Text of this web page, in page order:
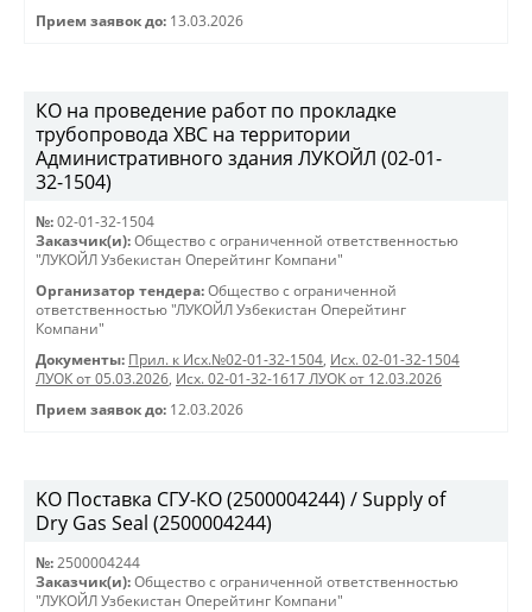
Прием заявок до: 13.03.2026
КО на проведение работ по прокладке
трубопровода ХВС на территории
Административного здания ЛУКОЙЛ (02-01-
32-1504)
№: 02-01-32-1504
Заказчик(и): Общество с ограниченной ответственностью
"ЛУКОЙЛ Узбекистан Оперейтинг Компани"
Организатор тендера: Общество с ограниченной
ответственностью "ЛУКОЙЛ Узбекистан Оперейтинг
Компани"
Документы: Прил. к Исх.№02-01-32-1504, Исх. 02-01-32-1504
ЛУОК от 05.03.2026, Исх. 02-01-32-1617 ЛУОК от 12.03.2026
Прием заявок до: 12.03.2026
KO Поставка СГУ-КО (2500004244) / Supply of
Dry Gas Seal (2500004244)
№: 2500004244
Заказчик(и): Общество с ограниченной ответственностью
"ЛУКОЙЛ Узбекистан Оперейтинг Компани"